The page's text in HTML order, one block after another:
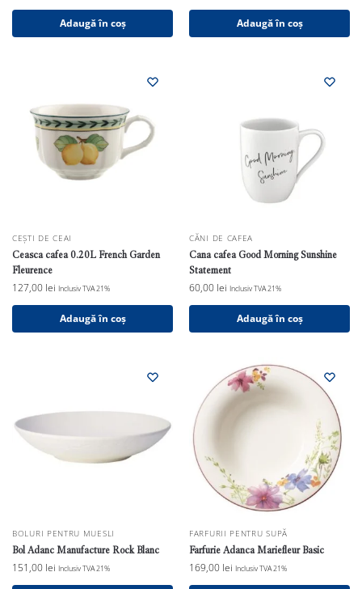
Adaugă în coș Adaugă în coș
CEȘTI DE CEAI
Ceasca cafea 0.20L French Garden
Fleurence
127,00 lei Inclusiv TVA 21%
Adaugă în coș
CĂNI DE CAFEA
Cana cafea Good Morning Sunshine
Statement
60,00 lei Inclusiv TVA 21%
Adaugă în coș
BOLURI PENTRU MUESLI
Bol Adanc Manufacture Rock Blanc
151,00 lei Inclusiv TVA 21%
FARFURII PENTRU SUPĂ
Farfurie Adanca Mariefleur Basic
169,00 lei Inclusiv TVA 21%